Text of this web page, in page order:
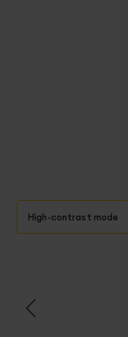
High-contrast mode